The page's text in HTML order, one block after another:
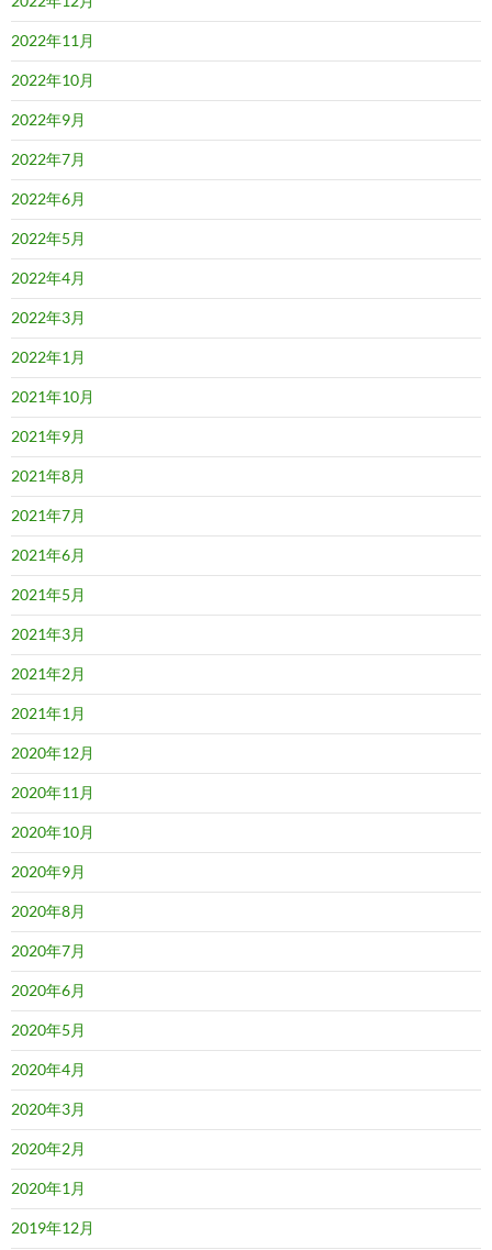
2022年11月
2022年10月
2022年9月
2022年7月
2022年6月
2022年5月
2022年4月
2022年3月
2022年1月
2021年10月
2021年9月
2021年8月
2021年7月
2021年6月
2021年5月
2021年3月
2021年2月
2021年1月
2020年12月
2020年11月
2020年10月
2020年9月
2020年8月
2020年7月
2020年6月
2020年5月
2020年4月
2020年3月
2020年2月
2020年1月
2019年12月